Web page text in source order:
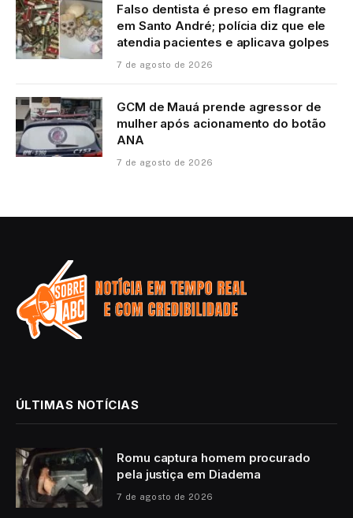
Falso dentista é preso em flagrante
em Santo André; polícia diz que ele
atendia pacientes e aplicava golpes
7 de agosto de 2026
GCM de Mauá prende agressor de
mulher após acionamento do botão
ANA
7 de agosto de 2026
ÚLTIMAS NOTÍCIAS
Romu captura homem procurado
pela justiça em Diadema
7 de agosto de 2026